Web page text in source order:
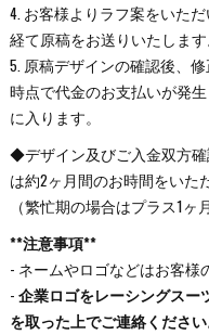
4. お客様よりラフ案をいた
経て原稿をお送りいたします
5. 原稿デザインの確認後、
時点で代金のお支払いが発
に入ります。
◆デザイン及びご入金双方
は約2ヶ月間のお時間をいた
（繁忙期の場合はプラス1
**注意事項**
- ネームやロゴなどはお客様
- 企業ロゴをレーシングスー
を取った上でご連絡ください